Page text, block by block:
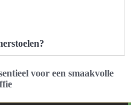
voor een smaakvolle